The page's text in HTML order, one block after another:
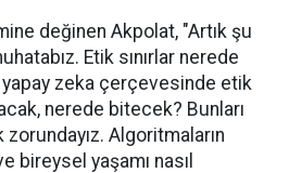
değinen Akpolat, "Artık şu
Etik sınırlar nerede
zeka çerçevesinde etik
nerede bitecek? Bunları
Algoritmaların
bireysel yaşamı nasıl